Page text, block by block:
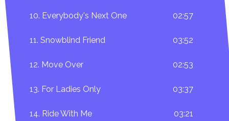
10. Everybody's Next One 02:57
11. Snowblind Friend 03:52
12. Move Over 02:53
13. For Ladies Only 03:37
14. Ride With Me 03:21